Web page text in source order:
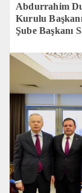
Abdurrahim
Kurulu
Şube Başkanı